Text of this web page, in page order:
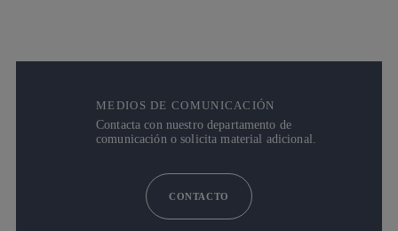
MEDIOS DE COMUNICACIÓN
Contacta con nuestro departamento de
comunicación o solicita material adicional.
CONTACTO